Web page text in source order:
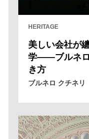
HERITAGE
美しい会社が
学——ブルネロ
き方
ブルネロ クチネリ